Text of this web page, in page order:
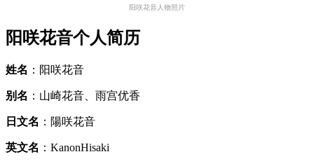
阳咲花音人物照片
阳咲花音个人简历
姓名 ：阳咲花音
别名 ：山崎花音、雨宫优香
日文名 ：陽咲花音
英文名 ：KanonHisaki